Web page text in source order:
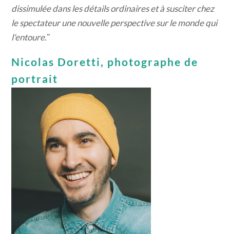
dissimulée dans les détails ordinaires et à susciter chez
le spectateur une nouvelle perspective sur le monde qui
l'entoure."
Nicolas Doretti, photographe de
portrait